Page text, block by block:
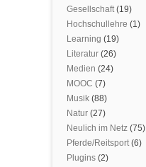
Gesellschaft(19)
Hochschullehre (1)
Learning (19)
Literatur (26)
Medien (24)
MOOC (7)
Musik (88)
Natur (27)
Neulich im Netz (75)
Pferde/Reitsport(6)
Plugins (2)